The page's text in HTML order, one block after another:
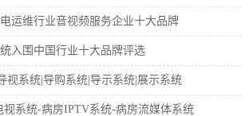
运维行业音视频服务企业十大品牌
入围中国行业十大品牌评选
视系统|导购系统|导示系统|展示系统
视系统-病房IPTV系统-病房流媒体系统